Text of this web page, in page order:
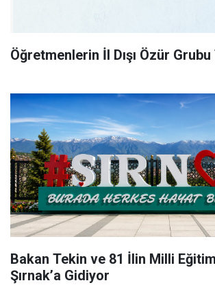
Öğretmenlerin İl Dışı Özür
Bakan Tekin ve 81 İlin Milli
Şırnak’a Gidiyor